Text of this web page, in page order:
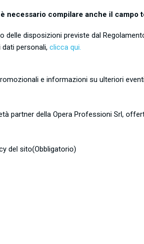
necessario compilare anche il campo
disposizioni previste dal
personali, clicca qui.
e informazioni su ulteriori
partner della Opera Professioni Srl,
del sito(Obbligatorio)